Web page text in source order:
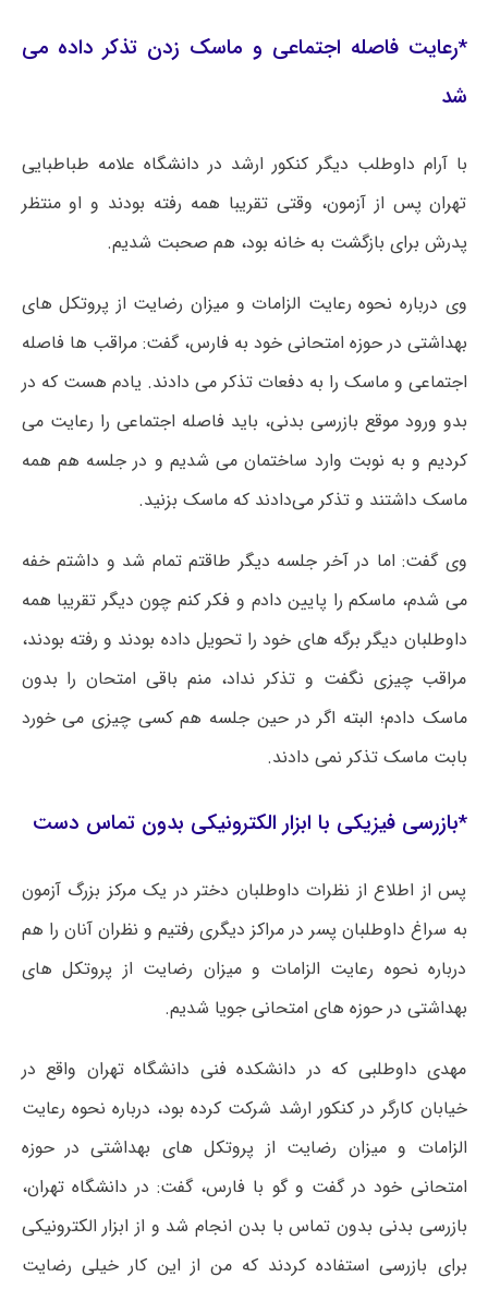
*رعایت فاصله اجتماعی و ماسک زدن تذکر داده می
شد
با آرام داوطلب دیگر کنکور ارشد در دانشگاه علامه طباطبایی
تهران پس از آزمون، وقتی تقریبا همه رفته بودند و او منتظر
پدرش برای بازگشت به خانه بود، هم صحبت شدیم.
وی درباره نحوه رعایت الزامات و میزان رضایت از پروتکل ‌های
بهداشتی در حوزه امتحانی خود به فارس، گفت: مراقب ها فاصله
اجتماعی و ماسک را به دفعات تذکر می دادند. یادم هست که در
بدو ورود موقع بازرسی بدنی، باید فاصله اجتماعی را رعایت می
کردیم و به نوبت وارد ساختمان می شدیم و در جلسه هم همه
ماسک داشتند و تذکر می‌دادند که ماسک بزنید.
وی گفت: اما در آخر جلسه دیگر طاقتم تمام شد و داشتم خفه
می شدم، ماسکم را پایین دادم و فکر کنم چون دیگر تقریبا همه
داوطلبان دیگر برگه های خود را تحویل داده بودند و رفته بودند،
مراقب چیزی نگفت و تذکر نداد، منم باقی امتحان را بدون
ماسک دادم؛ البته اگر در حین جلسه هم کسی چیزی می خورد
بابت ماسک تذکر نمی دادند.
*بازرسی فیزیکی با ابزار الکترونیکی بدون تماس دست
پس از اطلاع از نظرات داوطلبان دختر در یک مرکز بزرگ آزمون
به سراغ داوطلبان پسر در مراکز دیگری رفتیم و نظران آنان را هم
درباره نحوه رعایت الزامات و میزان رضایت از پروتکل ‌های
بهداشتی در حوزه های امتحانی جویا شدیم.
مهدی داوطلبی که در دانشکده فنی دانشگاه تهران واقع در
خیابان کارگر در کنکور ارشد شرکت کرده بود، درباره نحوه رعایت
الزامات و میزان رضایت از پروتکل ‌های بهداشتی در حوزه
امتحانی خود در گفت و گو با فارس، گفت: در دانشگاه تهران،
بازرسی بدنی بدون تماس با بدن انجام شد و از ابزار الکترونیکی
برای بازرسی استفاده کردند که من از این کار خیلی رضایت